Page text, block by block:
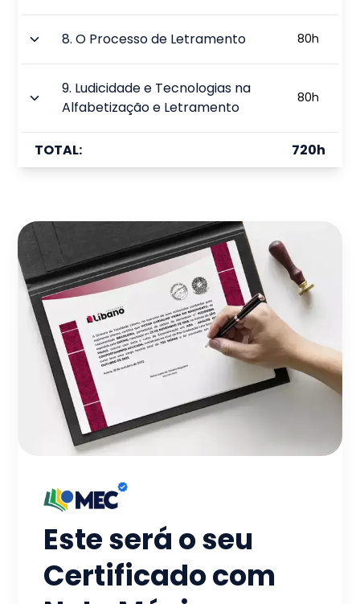
8.O Processo de Letramento 80h
9. Ludicidade e Tecnologias na
Alfabetização e Letramento
80h
TOTAL: 720h
Este será o seu
Certificado com